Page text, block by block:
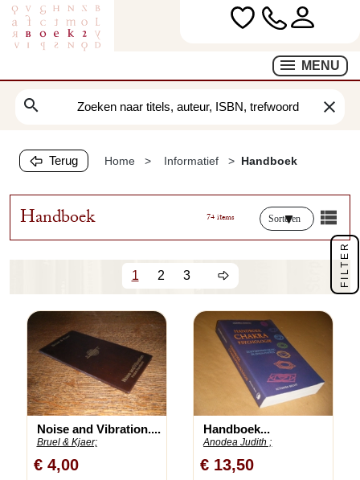
MENU
search clear
Terug Home Informatief Handboek
Handboek 74 items Sorteren
1 2 3
Noise and Vibration....
Bruel & Kjaer;
€ 4,00
Handboek...
Anodea Judith ;
€ 13,50
FILTER